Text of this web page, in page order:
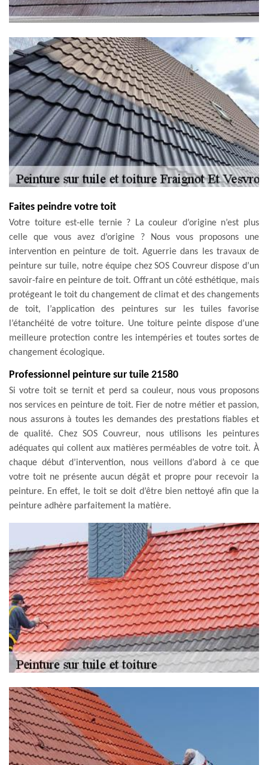
Faites peindre votre toit
Votre toiture est-elle ternie ? La couleur d’origine n’est plus
celle que vous avez d’origine ? Nous vous proposons une
intervention en peinture de toit. Aguerrie dans les travaux de
peinture sur tuile, notre équipe chez SOS Couvreur dispose d’un
savoir-faire en peinture de toit. Offrant un côté esthétique, mais
protégeant le toit du changement de climat et des changements
de toit, l’application des peintures sur les tuiles favorise
l’étanchéité de votre toiture. Une toiture peinte dispose d’une
meilleure protection contre les intempéries et toutes sortes de
changement écologique.
Professionnel peinture sur tuile 21580
Si votre toit se ternit et perd sa couleur, nous vous proposons
nos services en peinture de toit. Fier de notre métier et passion,
nous assurons à toutes les demandes des prestations fiables et
de qualité. Chez SOS Couvreur, nous utilisons les peintures
adéquates qui collent aux matières perméables de votre toit. À
chaque début d’intervention, nous veillons d’abord à ce que
votre toit ne présente aucun dégât et propre pour recevoir la
peinture. En effet, le toit se doit d’être bien nettoyé afin que la
peinture adhère parfaitement la matière.